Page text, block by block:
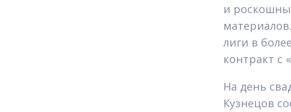
и
лиги в
контракт с
На день
Кузнецов